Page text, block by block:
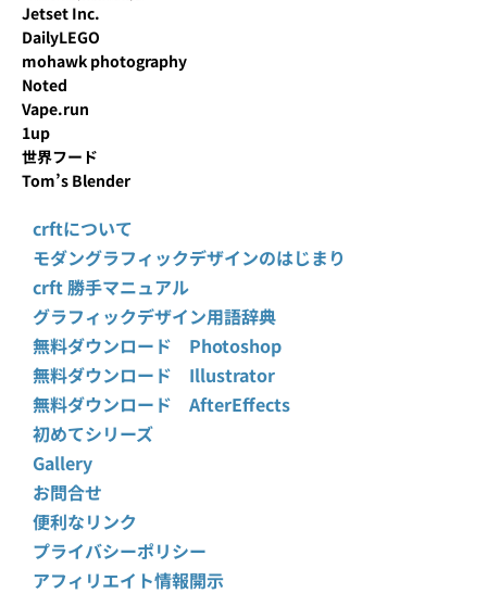
Jetset Inc.
DailyLEGO
mohawk photography
Noted
Vape.run
1up
世界フード
Tom’s Blender
crftについて
モダングラフィックデザインのはじまり
crft 勝手マニュアル
グラフィックデザイン用語辞典
無料ダウンロード Photoshop
無料ダウンロード Illustrator
無料ダウンロード AfterEffects
初めてシリーズ
Gallery
お問合せ
便利なリンク
プライバシーポリシー
アフィリエイト情報開示